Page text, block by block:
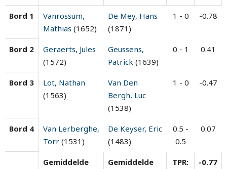
Bord 1
Vanrossum,
Mathias (1652)
De Mey, Hans
(1871)
1 - 0 -0.78
Bord 2
Geraerts, Jules
(1572)
Geussens,
Patrick (1639)
0 - 1 0.41
Bord 3
Lot, Nathan
(1563)
Van Den
Bergh, Luc
(1538)
1 - 0 -0.47
Bord 4
Van Lerberghe,
Torr (1531)
De Keyser, Eric
(1483)
0.5 -
0.5
0.07
Gemiddelde
Gemiddelde
TPR:
-0.77